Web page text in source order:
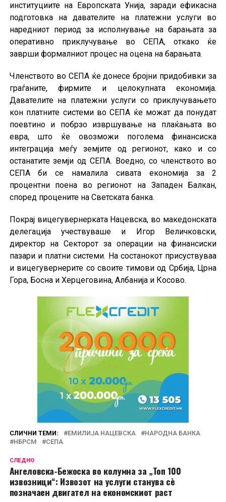
институциите на Европската Унија, заради ефикасна
подготовка на давателите на платежни услуги во
наредниот период за исполнување на барањата за
оперативно приклучување во СЕПА, откако ќе
заврши формалниот процес на оцена на барањата.
Членството во СЕПА ќе донесе бројни придобивки за
граѓаните, фирмите и целокупната економија.
Давателите на платежни услуги со приклучувањето
кон платните системи во СЕПА ќе можат да понудат
поевтино и побрзо извршување на плаќањата во
евра, што ќе овозможи поголема финансиска
интеграција меѓу земјите од регионот, како и со
останатите земји од СЕПА. Воедно, со членството во
СЕПА би се намалила сивата економија за 2
процентни поена во регионот на Западен Балкан,
според процените на Светската банка.
Покрај вицегувернерката Нацевска, во македонската
делегација учествуваше и Игор Величковски,
директор на Секторот за операции на финансиски
пазари и платни системи. На состанокот присуствуваа
и вицегувернерите со своите тимови од Србија, Црна
Гора, Босна и Херцеговина, Албанија и Косово.
СЛИЧНИ ТЕМИ: ЕМИЛИЈА НАЦЕВСКА
НАРОДНА БАНКА
НБРСМ
СЕПА
СЛЕДНО
Ангеловска-Бежоска во колумна за „Топ 100
извозници“: Извозот на услуги станува сѐ
позначаен двигател на економскиот раст